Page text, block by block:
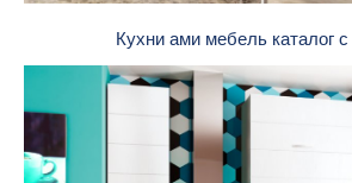
Кухни ами мебель каталог